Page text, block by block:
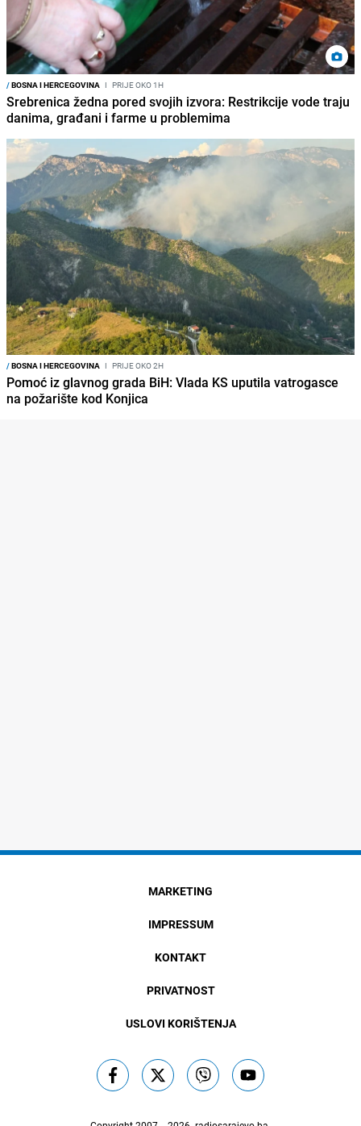
/BOSNA I HERCEGOVINA I PRIJE OKO 1H
Srebrenica žedna pored svojih izvora: Restrikcije vode traju
danima, građani i farme u problemima
/BOSNA I HERCEGOVINA I PRIJE OKO 2H
Pomoć iz glavnog grada BiH: Vlada KS uputila vatrogasce
na požarište kod Konjica
MARKETING
IMPRESSUM
KONTAKT
PRIVATNOST
USLOVI KORIŠTENJA